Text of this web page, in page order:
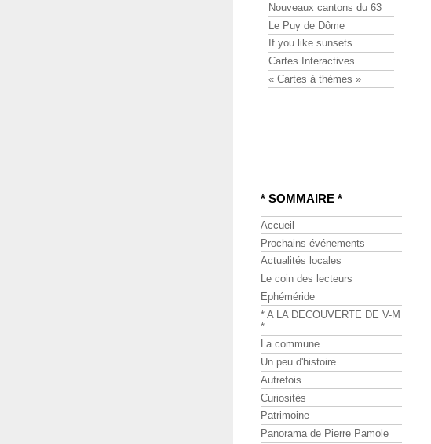
Nouveaux cantons du 63
Le Puy de Dôme
If you like sunsets ...
Cartes Interactives
« Cartes à thèmes »
* SOMMAIRE *
Accueil
Prochains événements
Actualités locales
Le coin des lecteurs
Ephéméride
* A LA DECOUVERTE DE V-M
*
La commune
Un peu d'histoire
Autrefois
Curiosités
Patrimoine
Panorama de Pierre Pamole